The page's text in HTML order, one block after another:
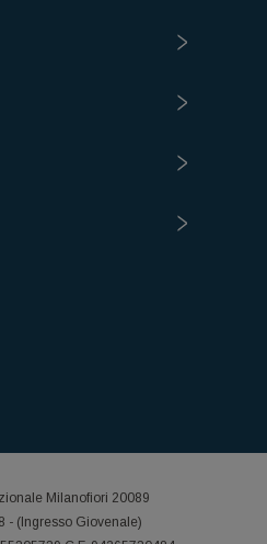
Milanofiori 20089
- (Ingresso Giovenale)